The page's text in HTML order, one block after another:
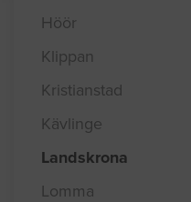
Höör
Klippan
Kristianstad
Kävlinge
Landskrona
Lomma